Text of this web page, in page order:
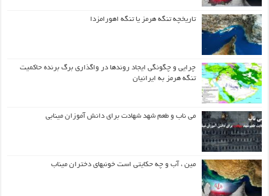
تاریخچه تنگه هرمز یا تنگه اهورامزدا
چرایی و چگونگی ایجاد روندها در واگذاری برگ برنده حاکمیت
تنگه هرمز به ایرانیان
می ناب و طعم شهد شهادت برای دانش آموزان مینابی
مین ، آب و چه حکایتی است خونبهای دختران میناب